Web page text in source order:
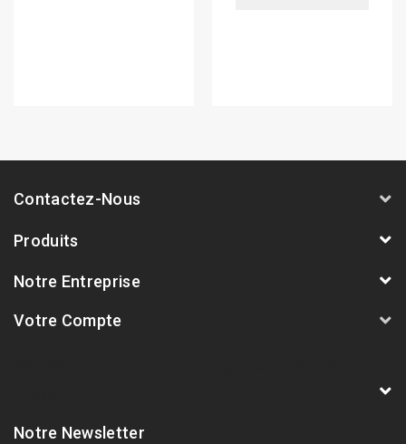
Contactez-Nous
Produits
Notre Entreprise
Votre Compte
Notre Newsletter